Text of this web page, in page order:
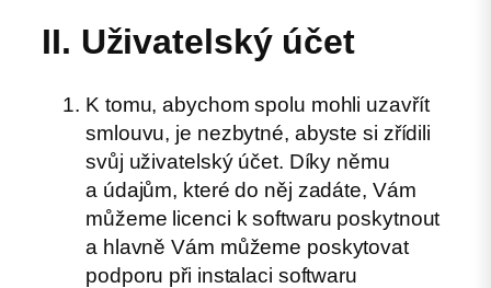
II. Uživatelský účet
K tomu, abychom spolu mohli uzavřít
smlouvu, je nezbytné, abyste si zřídili
svůj uživatelský účet. Díky němu
a údajům, které do něj zadáte, Vám
můžeme licenci k softwaru poskytnout
a hlavně Vám můžeme poskytovat
podporu při instalaci softwaru